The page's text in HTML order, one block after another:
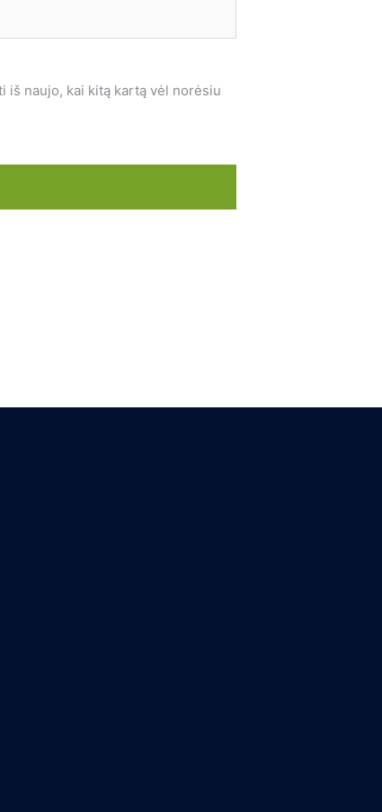
iš naujo, kai kitą kartą vėl norėsiu